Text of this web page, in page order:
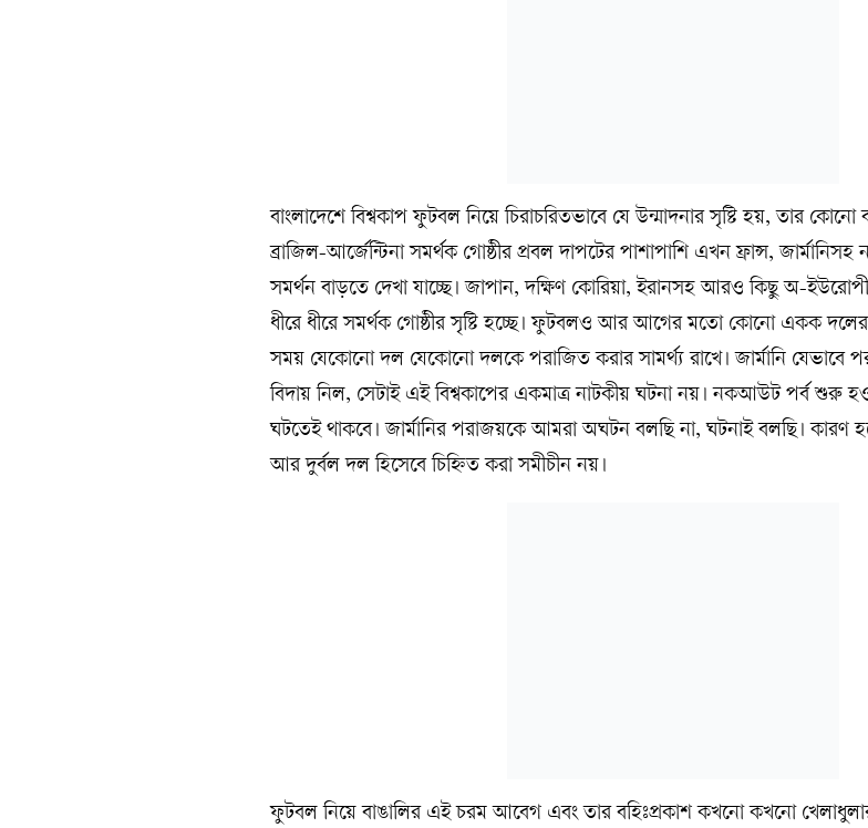
বাংলাদেশে বিশ্বকাপ ফুটবল নিয়ে চিরাচরিতভাবে যে উন্মাদনার সৃষ্টি হয়, তার কোনো
ব্রাজিল-আর্জেন্টিনা সমর্থক গোষ্ঠীর প্রবল দাপটের পাশাপাশি এখন ফ্রান্স,
সমর্থন বাড়তে দেখা যাচ্ছে। জাপান, দক্ষিণ কোরিয়া, ইরানসহ আরও কিছু অ-
ধীরে ধীরে সমর্থক গোষ্ঠীর সৃষ্টি হচ্ছে। ফুটবলও আর আগের মতো কোনো একক
সময় যেকোনো দল যেকোনো দলকে পরাজিত করার সামর্থ্য রাখে। জার্মানি যেভাবে
বিদায় নিল, সেটাই এই বিশ্বকাপের একমাত্র নাটকীয় ঘটনা নয়। নকআউট পর্ব শুরু
ঘটতেই থাকবে। জার্মানির পরাজয়কে আমরা অঘটন বলছি না, ঘটনাই বলছি।
আর দুর্বল দল হিসেবে চিহ্নিত করা সমীচীন নয়।
ফুটবল নিয়ে বাঙালির এই চরম আবেগ এবং তার বহিঃপ্রকাশ কখনো কখনো